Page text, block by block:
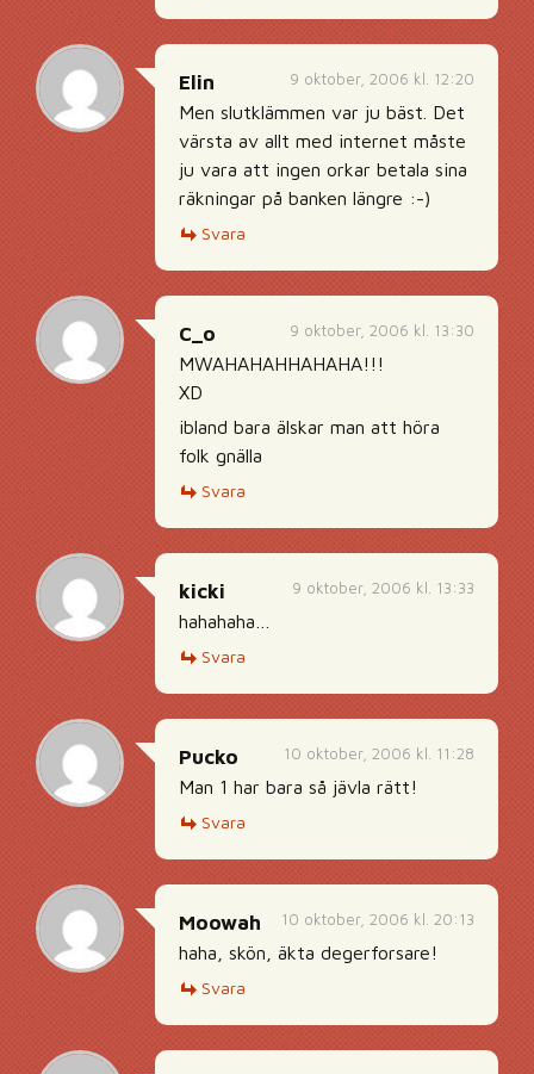
9 oktober, 2006 kl. 12:20
Elin
Men slutklämmen var ju bäst. Det
värsta av allt med internet måste
ju vara att ingen orkar betala sina
räkningar på banken längre :-)
Svara
9 oktober, 2006 kl. 13:30
C_o
MWAHAHAHHAHAHA!!!
XD
ibland bara älskar man att höra
folk gnälla
Svara
9 oktober, 2006 kl. 13:33
kicki
hahahaha…
Svara
10 oktober, 2006 kl. 11:28
Pucko
Man 1 har bara så jävla rätt!
Svara
10 oktober, 2006 kl. 20:13
Moowah
haha, skön, äkta degerforsare!
Svara